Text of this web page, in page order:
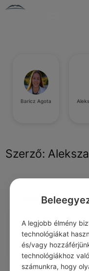
Baricz Agota
Szerző:
Siet loholva élni, s
1 0
A legjobb élmény
technológiákat
és/vagy
technológiákhoz
számunkra, hogy